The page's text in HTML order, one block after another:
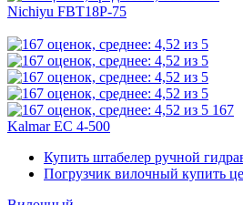
Nichiyu FBT18P-75
167
Kalmar EC 4-500
Купить штабелер ручной
Погрузчик вилочный купить